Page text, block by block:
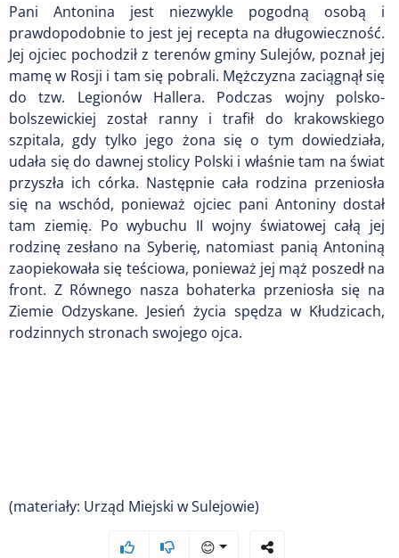
Pani Antonina jest niezwykle pogodną osobą i
prawdopodobnie to jest jej recepta na długowieczność.
Jej ojciec pochodził z terenów gminy Sulejów, poznał jej
mamę w Rosji i tam się pobrali. Mężczyzna zaciągnął się
do tzw. Legionów Hallera. Podczas wojny polsko-
bolszewickiej został ranny i trafił do krakowskiego
szpitala, gdy tylko jego żona się o tym dowiedziała,
udała się do dawnej stolicy Polski i właśnie tam na świat
przyszła ich córka. Następnie cała rodzina przeniosła
się na wschód, ponieważ ojciec pani Antoniny dostał
tam ziemię. Po wybuchu II wojny światowej całą jej
rodzinę zesłano na Syberię, natomiast panią Antoniną
zaopiekowała się teściowa, ponieważ jej mąż poszedł na
front. Z Równego nasza bohaterka przeniosła się na
Ziemie Odzyskane. Jesień życia spędza w Kłudzicach,
rodzinnych stronach swojego ojca.
(materiały: Urząd Miejski w Sulejowie)
😊